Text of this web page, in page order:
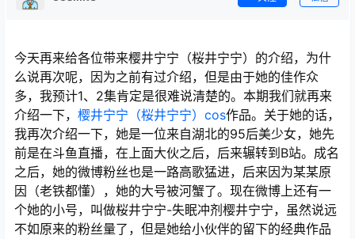
今天再来给各位带来樱井宁宁（桜井宁宁）的介绍，为什
么说再次呢，因为之前有过介绍，但是由于她的佳作众
多，我预计1、2集肯定是很难说清楚的。本期我们就再来
介绍一下， 樱井宁宁（桜井宁宁）cos作品。关于她的话，
我再次介绍一下，她是一位来自湖北的95后美少女，她先
前是在斗鱼直播，在上面大伙之后，后来辗转到B站。成名
之后，她的微博粉丝也是一路高歌猛进，后来因为某某原
因（老铁都懂），她的大号被河蟹了。现在微博上还有一
个她的小号，叫做桜井宁宁-失眠冲剂樱井宁宁，虽然说远
不如原来的粉丝量了，但是她给小伙伴的留下的经典作品